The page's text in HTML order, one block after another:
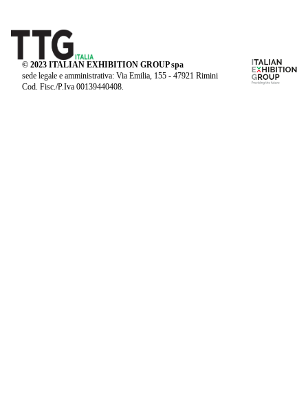
© 2023 ITALIAN EXHIBITION GROUP spa
sede legale e amministrativa: Via Emilia, 155 - 47921 Rimini
Cod. Fisc./P.Iva 00139440408.